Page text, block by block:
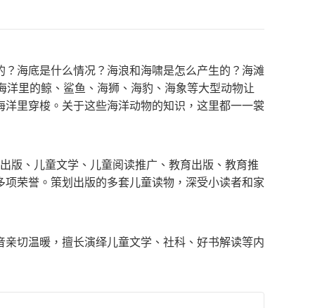
海底是什么情况？海浪和海啸是怎么产生的？海滩
里的鲸、鲨鱼、海狮、海豹、海象等大型动物让
里穿梭。关于这些海洋动物的知识，这里都一一裳
版、儿童文学、儿童阅读推广、教育出版、教育推
荣誉。策划出版的多套儿童读物，深受小读者和家
切温暖，擅长演绎儿童文学、社科、好书解读等内